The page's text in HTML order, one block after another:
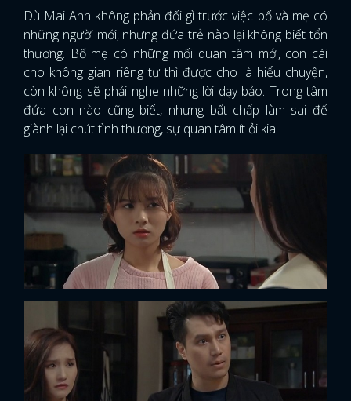
Dù Mai Anh không phản đối gì trước việc bố và mẹ có
những người mới, nhưng đứa trẻ nào lại không biết tổn
thương. Bố mẹ có những mối quan tâm mới, con cái
cho không gian riêng tư thì được cho là hiểu chuyện,
còn không sẽ phải nghe những lời dạy bảo. Trong tâm
đứa con nào cũng biết, nhưng bất chấp làm sai để
giành lại chút tình thương, sự quan tâm ít ỏi kia.